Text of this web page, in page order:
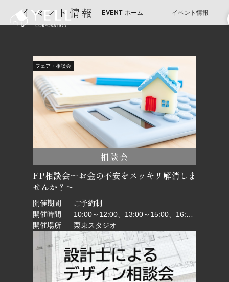
イベント情報 ホーム イベント情報
フェア・相談会
相談会
FP相談会～お金の不安をスッキリ解消しま
せんか？～
開催期間
ご予約制
開催時間
10:00～12:00、13:00～15:00、16:00～18:00
開催場所
栗東スタジオ